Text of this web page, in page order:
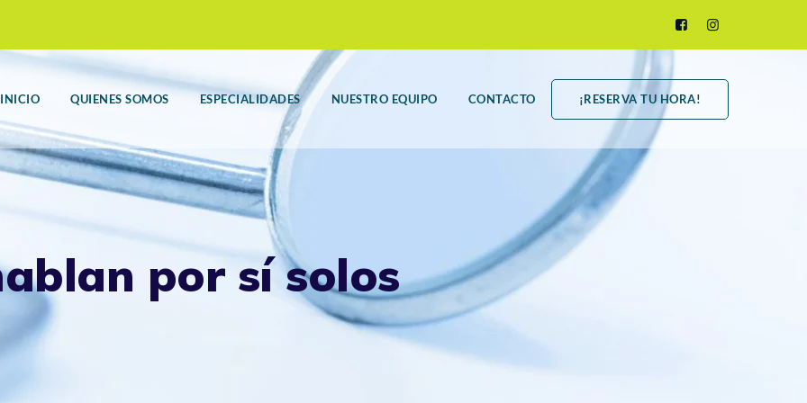
INICIO QUIENES SOMOS ESPECIALIDADES NUESTRO EQUIPO CONTACTO ¡RESERVA TU HORA!
por sí solos